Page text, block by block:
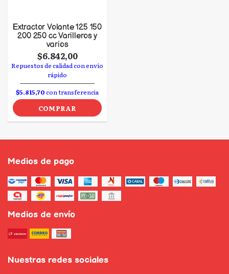
Extractor Volante 125 150
200 250 cc Varilleros y
varios
$6.842,00
Repuestos de calidad con envío
rápido
$5.815,70con transferencia
COMPRAR
Medios de pago
Medios de envío
Nuestras redes sociales